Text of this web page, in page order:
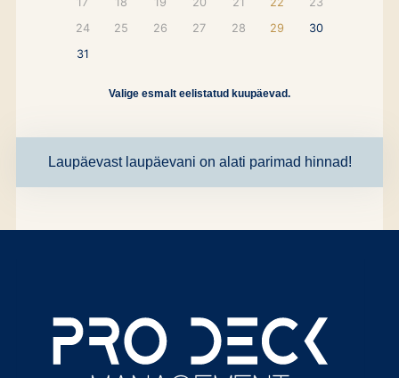
24
25 26 27 28 29
30
31
Valige esmalt eelistatud kuupäevad.
Laupäevast laupäevani on alati parimad hinnad!